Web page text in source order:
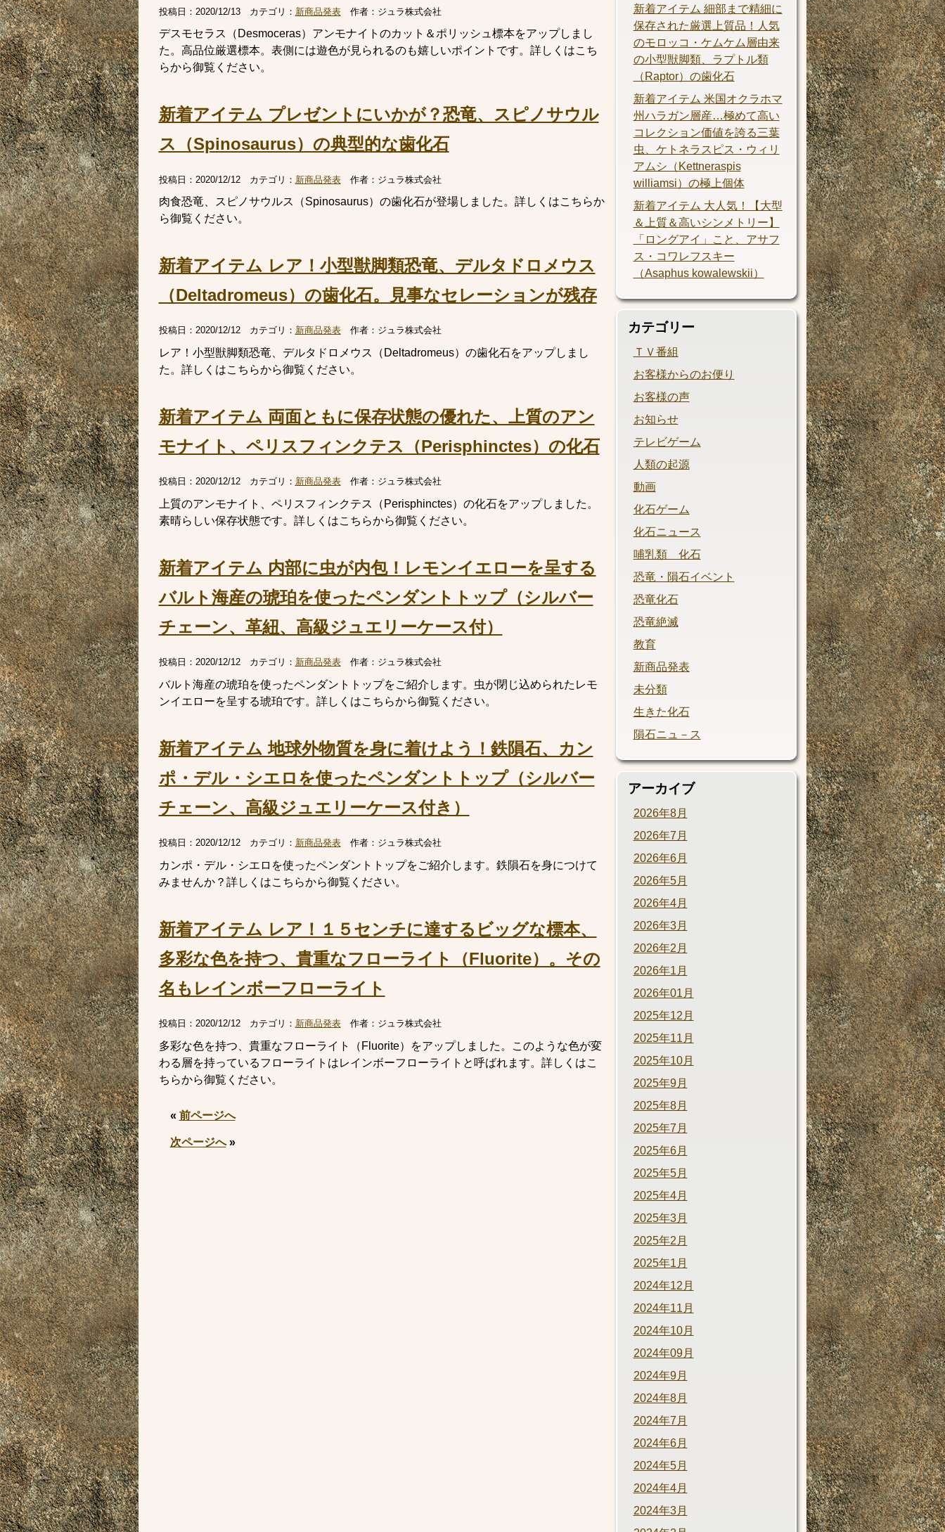
投稿日： 2020/12/13カテゴリ： 新商品発表作者： ジュラ株式会社
デスモセラス（Desmoceras）アンモナイトのカット＆ポリッシュ標本をアップしまし
た。高品位厳選標本。表側には遊色が見られるのも嬉しいポイントです。詳しくはこち
らから御覧ください。
新着アイテム プレゼントにいかが？恐竜、スピノサウル
ス（Spinosaurus）の典型的な歯化石
投稿日： 2020/12/12カテゴリ： 新商品発表作者： ジュラ株式会社
肉食恐竜、スピノサウルス（Spinosaurus）の歯化石が登場しました。詳しくはこちらか
ら御覧ください。
新着アイテム レア！小型獣脚類恐竜、デルタドロメウス
（Deltadromeus）の歯化石。見事なセレーションが残存
投稿日： 2020/12/12カテゴリ： 新商品発表作者： ジュラ株式会社
レア！小型獣脚類恐竜、デルタドロメウス（Deltadromeus）の歯化石をアップしまし
た。詳しくはこちらから御覧ください。
新着アイテム 両面ともに保存状態の優れた、上質のアン
モナイト、ペリスフィンクテス（Perisphinctes）の化石
投稿日： 2020/12/12カテゴリ： 新商品発表作者： ジュラ株式会社
上質のアンモナイト、ペリスフィンクテス（Perisphinctes）の化石をアップしました。
素晴らしい保存状態です。詳しくはこちらから御覧ください。
新着アイテム 内部に虫が内包！レモンイエローを呈する
バルト海産の琥珀を使ったペンダントトップ（シルバー
チェーン、革紐、高級ジュエリーケース付）
投稿日： 2020/12/12カテゴリ： 新商品発表作者： ジュラ株式会社
バルト海産の琥珀を使ったペンダントトップをご紹介します。虫が閉じ込められたレモ
ンイエローを呈する琥珀です。詳しくはこちらから御覧ください。
新着アイテム 地球外物質を身に着けよう！鉄隕石、カン
ポ・デル・シエロを使ったペンダントトップ（シルバー
チェーン、高級ジュエリーケース付き）
投稿日： 2020/12/12カテゴリ： 新商品発表作者： ジュラ株式会社
カンポ・デル・シエロを使ったペンダントトップをご紹介します。鉄隕石を身につけて
みませんか？詳しくはこちらから御覧ください。
新着アイテム レア！１５センチに達するビッグな標本、
多彩な色を持つ、貴重なフローライト（Fluorite）。その
名もレインボーフローライト
投稿日： 2020/12/12カテゴリ： 新商品発表作者： ジュラ株式会社
多彩な色を持つ、貴重なフローライト（Fluorite）をアップしました。このような色が変
わる層を持っているフローライトはレインボーフローライトと呼ばれます。詳しくはこ
ちらから御覧ください。
« 前ページへ
次ページへ»
新着アイテム 細部まで精細に
保存された厳選上質品！人気
のモロッコ・ケムケム層由来
の小型獣脚類、ラプトル類
（Raptor）の歯化石
新着アイテム 米国オクラホマ
州ハラガン層産…極めて高い
コレクション価値を誇る三葉
虫、ケトネラスピス・ウィリ
アムシ（Kettneraspis
williamsi）の極上個体
新着アイテム 大人気！【大型
＆上質＆高いシンメトリー】
「ロングアイ」こと、アサフ
ス・コワレフスキー
（Asaphus kowalewskii）
カテゴリー
ＴＶ番組
お客様からのお便り
お客様の声
お知らせ
テレビゲーム
人類の起源
動画
化石ゲーム
化石ニュース
哺乳類 化石
恐竜・隕石イベント
恐竜化石
恐竜絶滅
教育
新商品発表
未分類
生きた化石
隕石ニュ－ス
アーカイブ
2026年8月
2026年7月
2026年6月
2026年5月
2026年4月
2026年3月
2026年2月
2026年1月
2026年01月
2025年12月
2025年11月
2025年10月
2025年9月
2025年8月
2025年7月
2025年6月
2025年5月
2025年4月
2025年3月
2025年2月
2025年1月
2024年12月
2024年11月
2024年10月
2024年09月
2024年9月
2024年8月
2024年7月
2024年6月
2024年5月
2024年4月
2024年3月